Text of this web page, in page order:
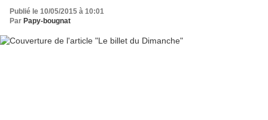
Publié le 10/05/2015 à 10:01
Par Papy-bougnat